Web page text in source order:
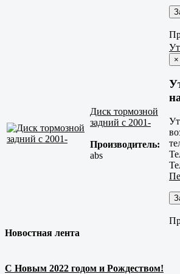
Диск тормозной
задний с 2001-
Производитель:
abs
×
Новостная лента
С Новым 2022 годом и Рождеством!